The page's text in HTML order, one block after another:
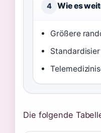
4 Wie es
Größere
Die folgende